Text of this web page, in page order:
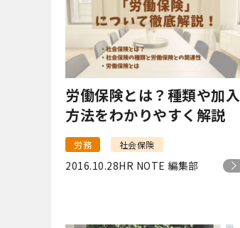
労働保険とは？種類や加入
方法をわかりやすく解説
労務 社会保険
2016.10.28HR NOTE 編集部